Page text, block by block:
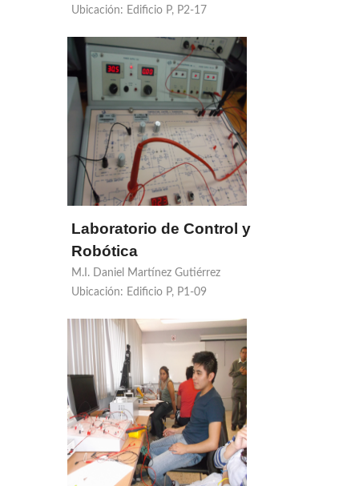
Ubicación: Edificio P, P2-17
Laboratorio de Control y
Robótica
M.I. Daniel Martínez Gutiérrez
Ubicación: Edificio P, P1-09